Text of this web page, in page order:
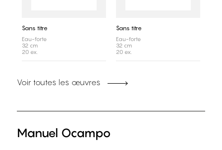
Sans titre
Eau-forte
32 cm
20 ex.
Sans titre
Eau-forte
32 cm
20 ex.
Voir toutes les œuvres
Manuel Ocampo